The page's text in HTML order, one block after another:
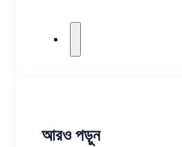
আরও পড়ুন